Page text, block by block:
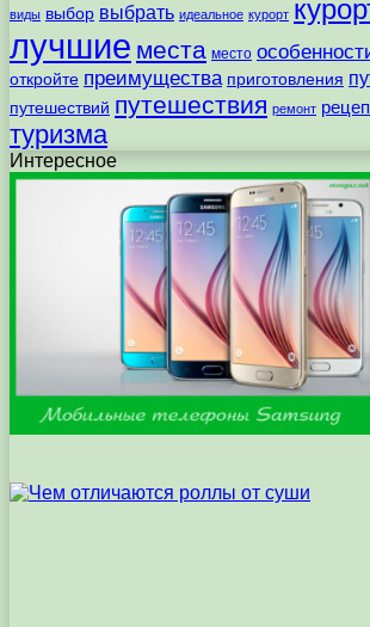
виды выбор выбрать идеальное курорт
лучшие места место
откройте преимущества приготовления
путешествий путешествия ремонт
туризма
Интересное